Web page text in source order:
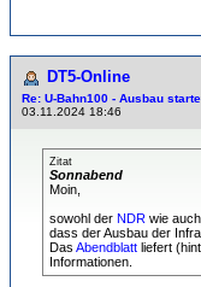
DT5-Online
Re: U-Bahn100 - Ausbau
03.11.2024 18:46
Zitat
Sonnabend
Moin,
sowohl der NDR wie
dass der Ausbau der
Das Abendblatt liefert
Informationen.